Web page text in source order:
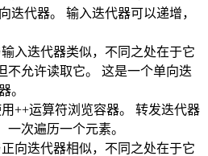
迭代器。
输入迭代器可以递增，
入迭代器类似，不同之处在于它
不允许读取它。
这是一个单向迭
。
++运算符浏览容器。
转发迭代器
次遍历一个元素。
向迭代器相似，不同之处在于它